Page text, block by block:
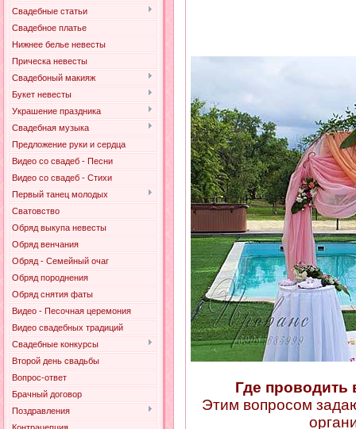
Свадебные статьи
Свадебное платье
Нижнее белье невесты
Прическа невесты
Свадебоный макияж
Букет невесты
Украшение праздника
Свадебная музыка
Предложение руки и сердца
Видео со свадеб - Песни
Видео со свадеб - Стихи
Первый танец молодых
Сватовство
Обряд выкупа невесты
Обряд венчания
Обряд - Семейный очаг
Обряд породнения
Обряд снятия фаты
Видео - Песочная церемония
Видео свадебных традиций
Свадебные конкурсы
Второй день свадьбы
Вопрос-ответ
Брачный договор
Поздравления
Где
Этим вопросом